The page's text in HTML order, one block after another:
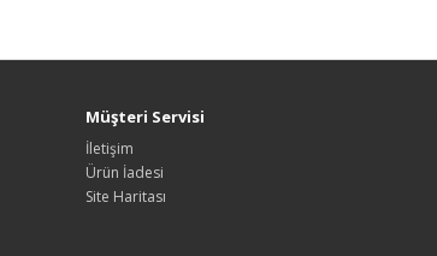
Müşteri Servisi
İletişim
Ürün İadesi
Site Haritası